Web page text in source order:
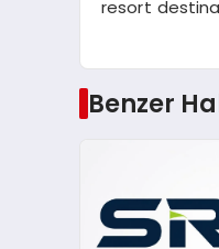
resort
Benzer